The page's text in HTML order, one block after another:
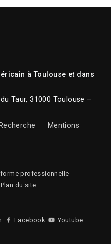
à Toulouse et dans
du Taur, 31000 Toulouse –
Recherche
Mentions
professionnelle
du site
Facebook Youtube